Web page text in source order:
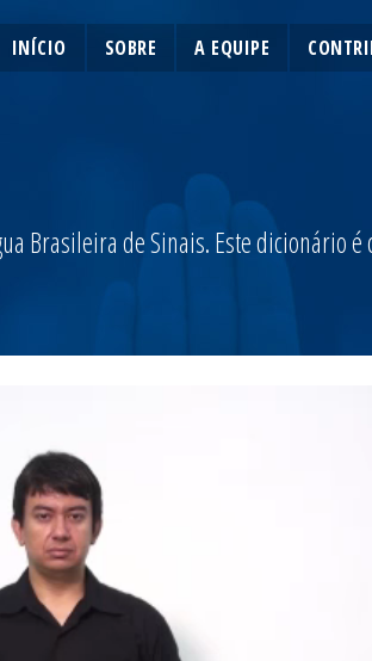
INÍCIO SOBRE A EQUIPE
Brasileira de Sinais. Este dicionário